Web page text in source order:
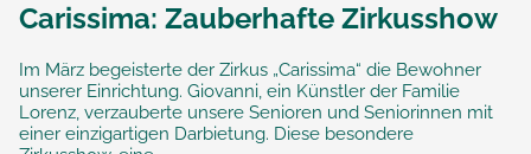
Carissima: Zauberhafte Zirkusshow
Im März begeisterte der Zirkus „Carissima“ die Bewohner
unserer Einrichtung. Giovanni, ein Künstler der Familie
Lorenz, verzauberte unsere Senioren und Seniorinnen mit
einer einzigartigen Darbietung. Diese besondere